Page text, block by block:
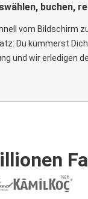
buchen,
vom Bildschirm
Du kümmerst
und wir erledigen